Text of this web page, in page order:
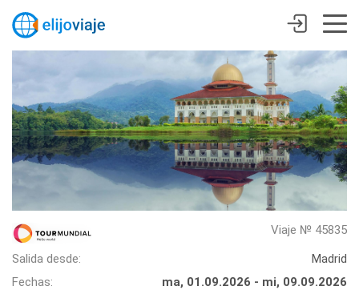
Viaje № 45835
Salida desde:
Madrid
Fechas:
ma, 01.09.2026 - mi, 09.09.2026